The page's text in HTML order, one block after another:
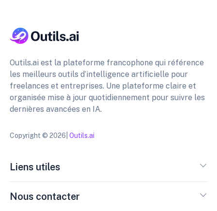
Outils.ai est la plateforme francophone qui référence
les meilleurs outils d’intelligence artificielle pour
freelances et entreprises. Une plateforme claire et
organisée mise à jour quotidiennement pour suivre les
dernières avancées en IA.
Copyright © 2026| Outils.ai
Liens utiles
Nous contacter